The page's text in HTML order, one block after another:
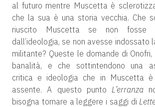
al futuro mentre Muscetta è
che la sua è una storia vecchia. Che
riuscito Muscetta se non fosse
dall’ideologia, se non avesse indossato
militante? Queste le domande di
banalità, e che sottintendono una
critica e ideologia che in Muscetta è
assente. A questo punto L’erranza
bisogna tornare a leggere i saggi di